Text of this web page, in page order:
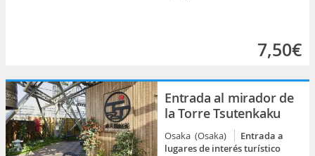
7,50€
Entrada al mirador de
la Torre Tsutenkaku
Osaka (Osaka)
Entrada a
lugares de interés turístico